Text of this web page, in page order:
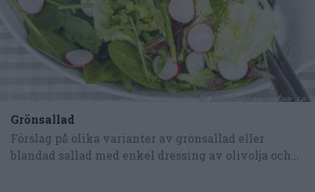
Grönsallad
Förslag på olika varianter av grönsallad eller
blandad sallad med enkel dressing av olivolja och...